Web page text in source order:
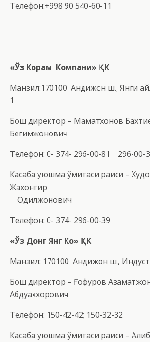
Телефон:+998 90 540-60-11
«Ўз Корам Компани» ҚК
Манзил:170100 Андижон ш., Янги
1
Бош директор – Маматхонов
Бегимжонович
Телефон: 0- 374- 296-00-81 296-00-
Касаба уюшма қўмитаси раиси –
Одилжонович
Телефон: 0- 374- 296-00-39
«Ўз Донг Янг Ко» ҚК
Манзил: 170100 Андижон ш.,
Бош директор – Ғофуров
Абдуқаххорович
Телефон: 150-42-42; 150-32-32
Касаба уюшма қўмитаси раиси –